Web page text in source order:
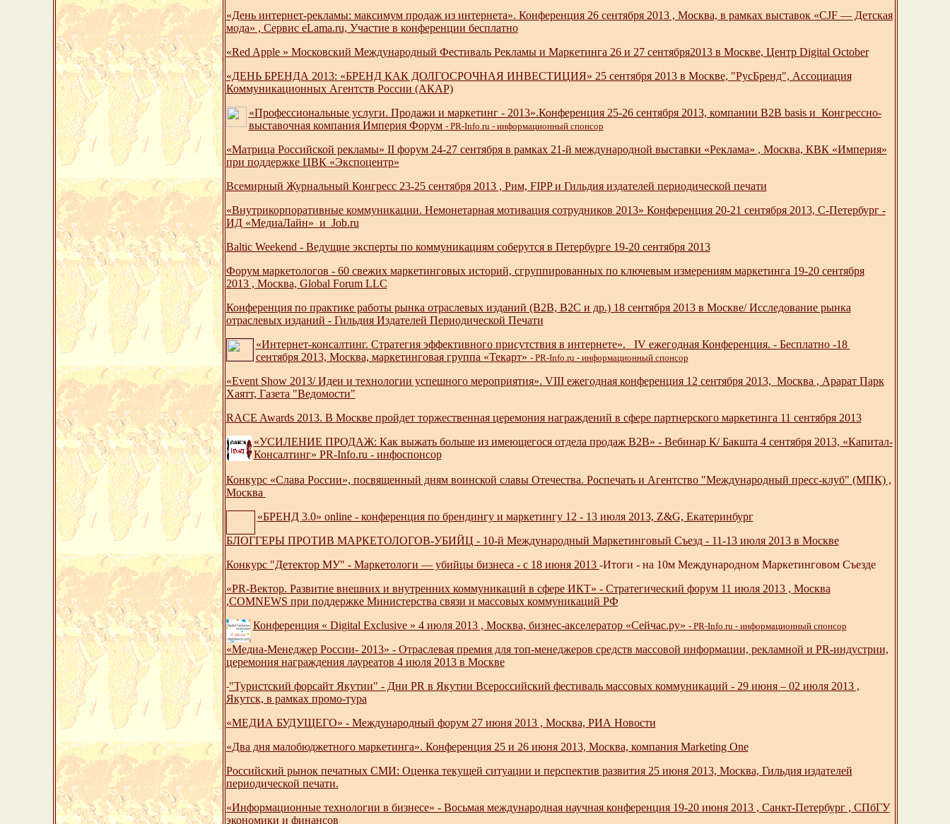
«День интернет-рекламы: максимум продаж из интернета». Конференция 26 сентября 2013 , Москва, в рамках выставок «CJF — Детская
мода» , Сервис eLama.ru, Участие в конференции бесплатно
«Red Apple » Московский Международный Фестиваль Рекламы и Маркетинга 26 и 27 сентября2013 в Москве, Центр Digital October
«ДЕНЬ БРЕНДА 2013: «БРЕНД КАК ДОЛГОСРОЧНАЯ ИНВЕСТИЦИЯ» 25 сентября 2013 в Москве, "РусБренд", Ассоциация
Коммуникационных Агентств России (АКАР)
«Профессиональные услуги. Продажи и маркетинг - 2013».Конференция 25-26 сентября 2013, компании B2B basis и Конгрессно-
выставочная компания Империя Форум - PR-Info.ru - информационный спонсор
«Матрица Российской рекламы» II форум 24-27 сентября в рамках 21-й международной выставки «Реклама» , Москва, КВК «Империя»
при поддержке ЦВК «Экспоцентр»
Всемирный Журнальный Конгресс 23-25 сентября 2013 , Рим, FIPP и Гильдия издателей периодической печати
«Внутрикорпоративные коммуникации. Немонетарная мотивация сотрудников 2013» Конференция 20-21 сентября 2013, С-Петербург -
ИД «МедиаЛайн» и Job.ru
Baltic Weekend - Ведущие эксперты по коммуникациям соберутся в Петербурге 19-20 сентября 2013
Форум маркетологов - 60 свежих маркетинговых историй, сгруппированных по ключевым измерениям маркетинга 19-20 сентября
2013 , Москва, Global Forum LLC
Конференция по практике работы рынка отраслевых изданий (B2B, B2C и др.) 18 сентября 2013 в Москве/ Исследование рынка
отраслевых изданий - Гильдия Издателей Периодической Печати
«Интернет-консалтинг. Стратегия эффективного присутствия в интернете». IV ежегодная Конференция. - Бесплатно -18
сентября 2013, Москва, маркетинговая группа «Текарт» - PR-Info.ru - информационный спонсор
«Event Show 2013/ Идеи и технологии успешного мероприятия». VIII ежегодная конференция 12 сентября 2013, Москва , Арарат Парк
Хаятт, Газета "Ведомости"
RACE Awards 2013. В Москве пройдет торжественная церемония награждений в сфере партнерского маркетинга 11 сентября 2013
«УСИЛЕНИЕ ПРОДАЖ: Как выжать больше из имеющегося отдела продаж B2B» - Вебинар К/ Бакшта 4 сентября 2013, «Капитал-
Консалтинг» PR-Info.ru - инфоспонсор
Конкурс «Слава России», посвященный дням воинской славы Отечества. Роспечать и Агентство "Международный пресс-клуб" (МПК) ,
Москва
«БРЕНД 3.0» online - конференция по брендингу и маркетингу 12 - 13 июля 2013, Z&G, Екатеринбург
БЛОГГЕРЫ ПРОТИВ МАРКЕТОЛОГОВ-УБИЙЦ - 10-й Международный Маркетинговый Съезд - 11-13 июля 2013 в Москве
Конкурс "Детектор МУ" - Маркетологи — убийцы бизнеса - с 18 июня 2013 -Итоги - на 10м Международном Маркетинговом Съезде
«PR-Вектор. Развитие внешних и внутренних коммуникаций в сфере ИКТ» - Стратегический форум 11 июля 2013 , Москва
,COMNEWS при поддержке Министерства связи и массовых коммуникаций РФ
Конференция « Digital Exclusive » 4 июля 2013 , Москва, бизнес-акселератор «Сейчас.ру» - PR-Info.ru - информационный спонсор
«Медиа-Менеджер России- 2013» - Отраслевая премия для топ-менеджеров средств массовой информации, рекламной и PR-индустрии,
церемония награждения лауреатов 4 июля 2013 в Москве
-"Туристский форсайт Якутии" - Дни PR в Якутии Всероссийский фестиваль массовых коммуникаций - 29 июня – 02 июля 2013 ,
Якутск, в рамках промо-тура
«МЕДИА БУДУЩЕГО» - Международный форум 27 июня 2013 , Москва, РИА Новости
«Два дня малобюджетного маркетинга». Конференция 25 и 26 июня 2013, Москва, компания Marketing One
Российский рынок печатных СМИ: Оценка текущей ситуации и перспектив развития 25 июня 2013, Москва, Гильдия издателей
периодической печати.
«Информационные технологии в бизнесе» - Восьмая международная научная конференция 19-20 июня 2013 , Санкт-Петербург , СПбГУ
экономики и финансов